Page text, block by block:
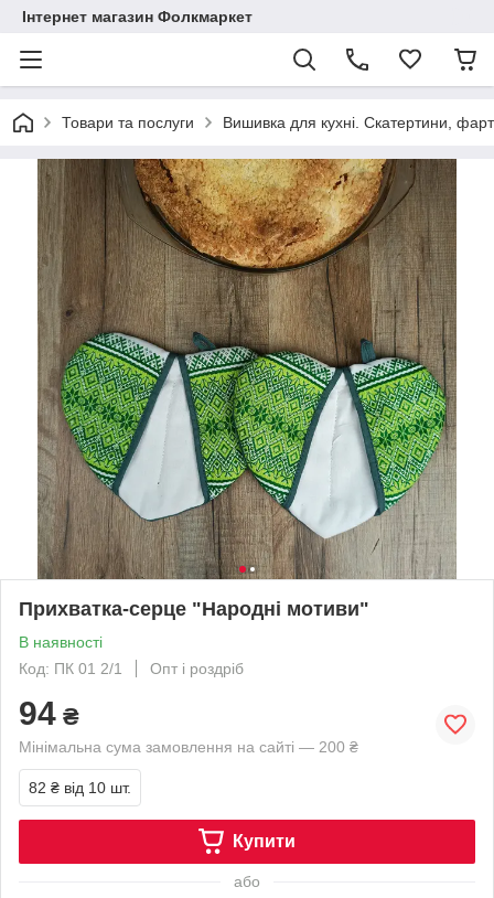
Інтернет магазин Фолкмаркет
Товари та послуги Вишивка для кухні. Скатертини,
Прихватка-серце "Народні мотиви"
В наявності
Код: ПК 01 2/1
Опт і роздріб
94 ₴
Мінімальна сума замовлення на сайті — 200 ₴
82 ₴ від 10 шт.
Купити
або